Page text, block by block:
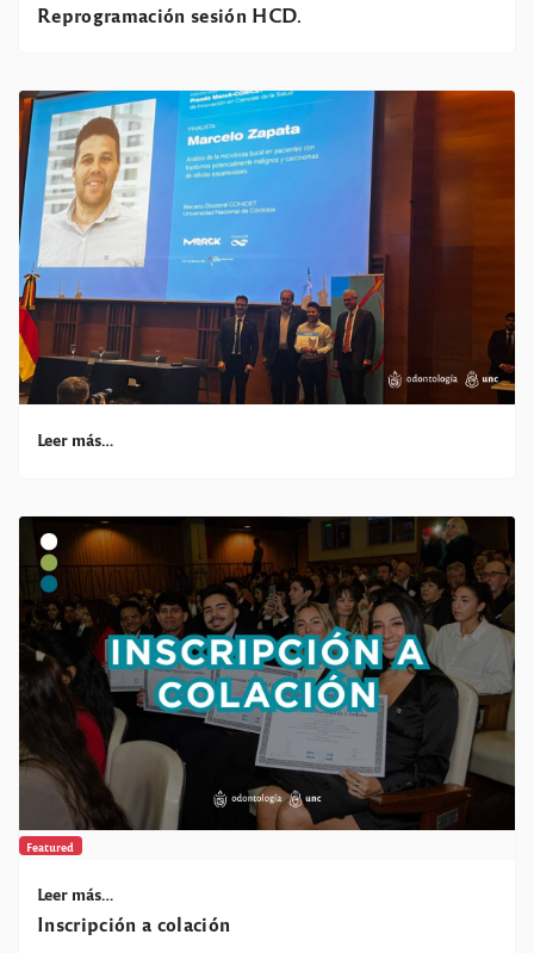
Reprogramación sesión HCD.
Leer más…
Featured
Inscripción a colación
Leer más…